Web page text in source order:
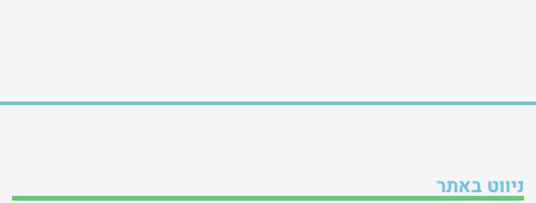
ניווט באתר